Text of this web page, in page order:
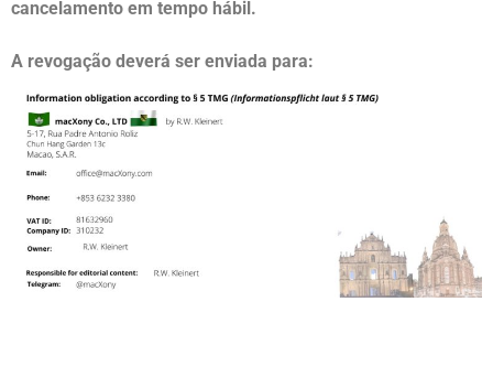
cancelamento em tempo hábil.
A revogação deverá ser enviada para: